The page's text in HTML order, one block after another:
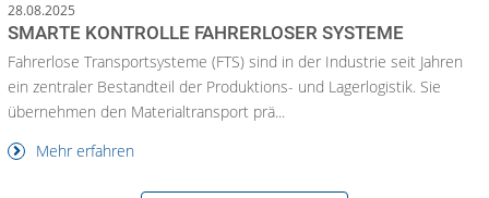
28.08.2025
SMARTE KONTROLLE FAHRERLOSER SYSTEME
Fahrerlose Transportsysteme (FTS) sind in der Industrie seit Jahren
ein zentraler Bestandteil der Produktions- und Lagerlogistik. Sie
übernehmen den Materialtransport prä...
Mehr erfahren